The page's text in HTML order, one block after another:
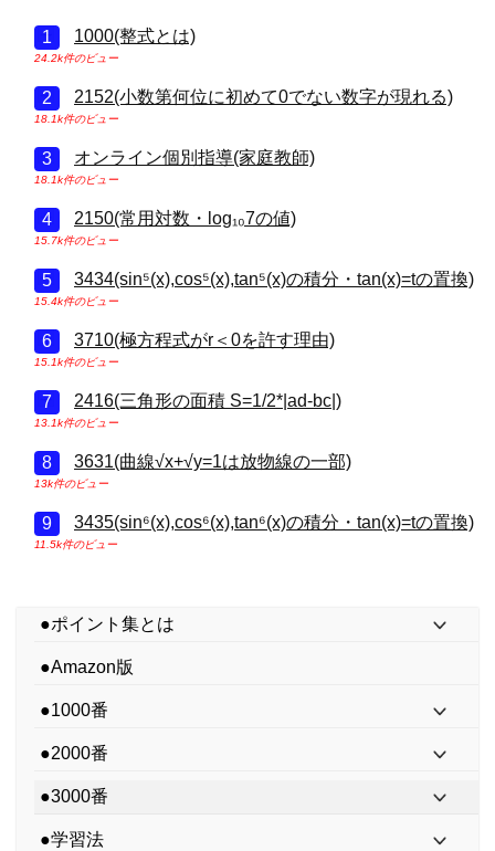
1000(整式とは)
24.2k件のビュー
2152(小数第何位に初めて0でない数字が現れる)
18.1k件のビュー
オンライン個別指導(家庭教師)
18.1k件のビュー
2150(常用対数・log₁₀7の値)
15.7k件のビュー
3434(sin⁵(x),cos⁵(x),tan⁵(x)の積分・tan(x)=tの置換)
15.4k件のビュー
3710(極方程式がr＜0を許す理由)
15.1k件のビュー
2416(三角形の面積 S=1/2*|ad-bc|)
13.1k件のビュー
3631(曲線√x+√y=1は放物線の一部)
13k件のビュー
3435(sin⁶(x),cos⁶(x),tan⁶(x)の積分・tan(x)=tの置換)
11.5k件のビュー
●ポイント集とは
●Amazon版
●1000番
●2000番
●3000番
●学習法